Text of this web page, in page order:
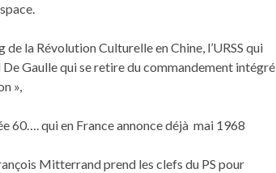
la Révolution Culturelle en Chine, l’URSS qui
Gaulle qui se retire du commandement intégré
»,
60…. qui en France annonce déjà mai 1968
Mitterrand prend les clefs du PS pour